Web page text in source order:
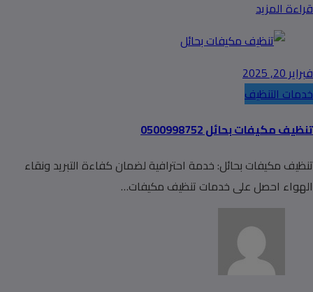
قراءة المزيد
فبراير 20, 2025
خدمات التنظيف
تنظيف مكيفات بحائل 0500998752
تنظيف مكيفات بحائل: خدمة احترافية لضمان كفاءة التبريد ونقاء
الهواء احصل على خدمات تنظيف مكيفات…